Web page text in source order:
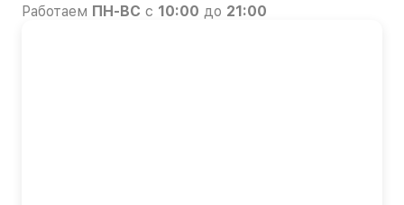
Работаем ПН-ВС с 10:00 до 21:00